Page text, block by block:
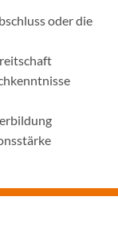
oder die